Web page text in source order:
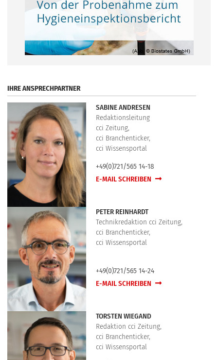
IHRE ANSPRECHPARTNER
SABINE ANDRESEN
Redaktionsleitung
cci Zeitung,
cci Branchenticker,
cci Wissensportal
+49(0)721/565 14-18
E-MAIL SCHREIBEN
PETER REINHARDT
Technikredaktion cci Zeitung,
cci Branchenticker,
cci Wissensportal
+49(0)721/565 14-24
E-MAIL SCHREIBEN
TORSTEN WIEGAND
Redaktion cci Zeitung,
cci Branchenticker,
cci Wissensportal